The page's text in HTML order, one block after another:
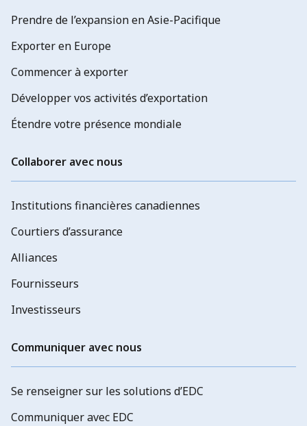
Prendre de l’expansion en Asie-Pacifique
Exporter en Europe
Commencer à exporter
Développer vos activités d’exportation
Étendre votre présence mondiale
Collaborer avec nous
Institutions financières canadiennes
Courtiers d’assurance
Alliances
Fournisseurs
Investisseurs
Communiquer avec nous
Se renseigner sur les solutions d’EDC
Communiquer avec EDC